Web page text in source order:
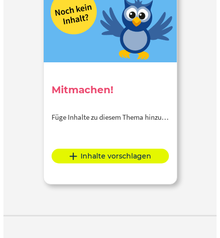
Mitmachen!
Füge Inhalte zu diesem Thema hinzu…
Inhalte vorschlagen